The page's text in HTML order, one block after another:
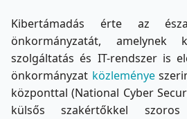
Kibertámadás érte az
önkormányzatát, amelynek
szolgáltatás és IT-rendszer is
önkormányzat közleménye
központtal (National Cyber
külsős szakértőkkel szoros